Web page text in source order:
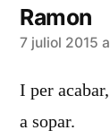
Ramon
diu:
7 juliol 2015
I per
a sopar.